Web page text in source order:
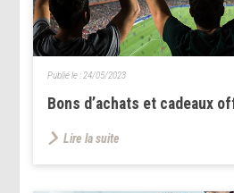
Bons d’achats et cadeaux
Publié le : 24/05/2023
Lire la suite